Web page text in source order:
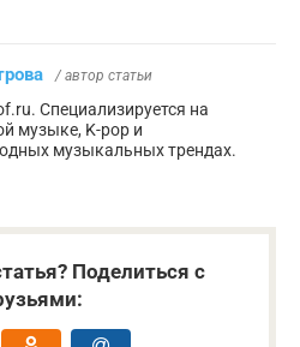
/ автор статьи
Специализируется на
музыке, K-pop и
музыкальных трендах.
Поделиться с